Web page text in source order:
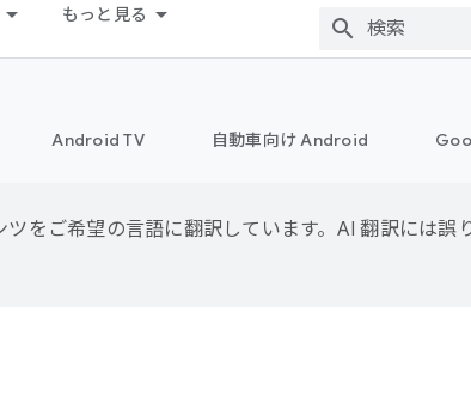
もっと見る
Android TV 自動車向け Android
をご希望の言語に翻訳しています。AI 翻訳には誤